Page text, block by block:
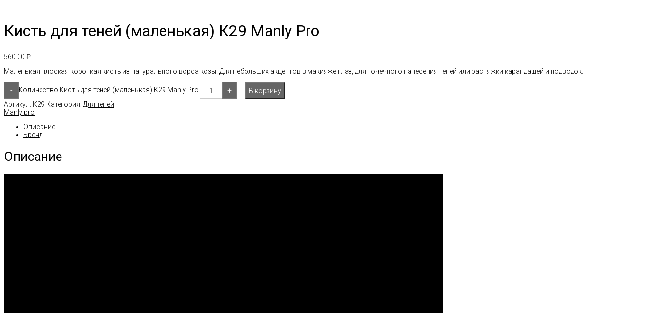
Кисть для теней (маленькая) К29 Manly Pro
560.00 ₽
Маленькая плоская короткая кисть из натурального ворса козы. Для небольших акцентов в макияже глаз, для точечного нанесения теней или растяжки карандашей и подводок.
- Количество Кисть для теней (маленькая) К29 Manly Pro +
В корзину
Артикул: К29 Категория: Для теней
Manly pro
Описание
Бренд
Описание